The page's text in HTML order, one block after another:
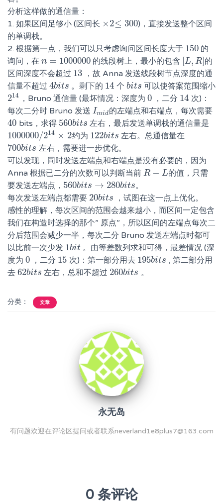
分析这样做的通信量：
1. 如果区间足够小 (区间长 ×2
×2 ≤ 300
≤300 )，直接发送整个区间
的单调栈。
2. 根据第一点，我们可以只考虑询问区间长度大于 150
150 的
询问，在 n = 1000000
n=1000000 的线段树上，最小的包含 [L, R]
[L,R] 的
区间深度不会超过 13
13 ，故 Anna 发送线段树节点深度的通
信量不超过 4bits
4bits 。剩下的 14
14 个 bits
bits 可以使答案范围缩小
214
214 ，Bruno 通信量 (最坏情况：深度为 0
0，二分 14
14 次)：
每次二分时 Bruno 发送 Imid
Imid的左端点和右端点，每次需要
40
40 bits，求得 560bits
560bits 左右，最后发送单调栈的通信量是
1000000/214 × 2
1000000/214× 2 约为 122bits
122bits 左右。总通信量在
700bits
700bits 左右，需要进一步优化。
可以发现，同时发送左端点和右端点是没有必要的，因为
Anna 根据已二分的次数可以判断当前 R − L
R−L
的值，只需
要发送左端点， 560bits → 280bits
560bits →280bits
。
每次发送左端点都需要 20bits
20bits ，试图在这一点上优化。
感性的理解，每次区间的范围会越来越小，而区间一定包含
我们在构造时选择的那个” 原点”，所以区间的左端点每次二
分后范围会减少一半，每次二分 Bruno 发送左端点时都可
以比前一次少发 1bit
1bit 。由等差数列求和可得，最差情况 (深
度为 0
0 ，二分 15
15 次)：第一部分用去 195bits
195bits , 第二部分用
去 62bits
62bits 左右，总和不超过 260bits
260bits 。
分类： 文章
永无岛
有问题欢迎在评论区提问或者联系neverland1e8plus7@163.com
0 条评论